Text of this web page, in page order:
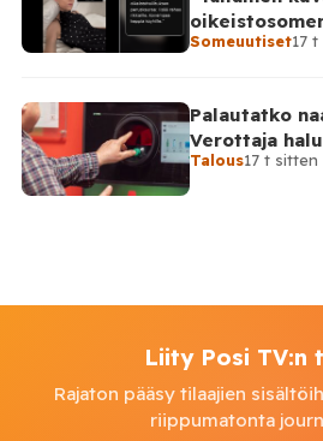
Someuutiset17
Palautatko
Verottaja
Talous17 t sitten
Liity Posi TV:n
Rajaton pääsy tilaajien
riippumatonta